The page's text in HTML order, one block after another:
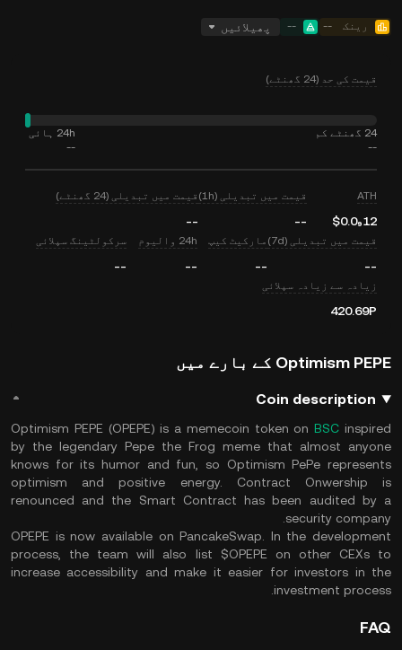
رینک --
-- پھیلائیں
قیمت کی حد (24 گھنٹے)
24 گھنٹے کم
--
24h ہائی
--
ATH
$0.0₉12
قیمت میں تبدیلی (1h)
--
قیمت میں تبدیلی (24 گھنٹے)
--
قیمت میں تبدیلی (7d)
--
مارکیٹ کیپ
--
24h والیوم
--
سرکولٹینگ سپلائی
--
زیادہ سے زیادہ سپلائی
420.69P
Optimism PEPE کے بارے میں
Coin description
Optimism PEPE (OPEPE) is a memecoin token onBSC inspired
by the legendary Pepe the Frog meme that almost anyone
knows for its humor and fun, so Optimism PePe represents
optimism and positive energy. Contract Onwership is
renounced and the Smart Contract has been audited by a
security company.
OPEPE is now available on PancakeSwap. In the development
process, the team will also list $OPEPE on other CEXs to
increase accessibility and make it easier for investors in the
investment process.
FAQ